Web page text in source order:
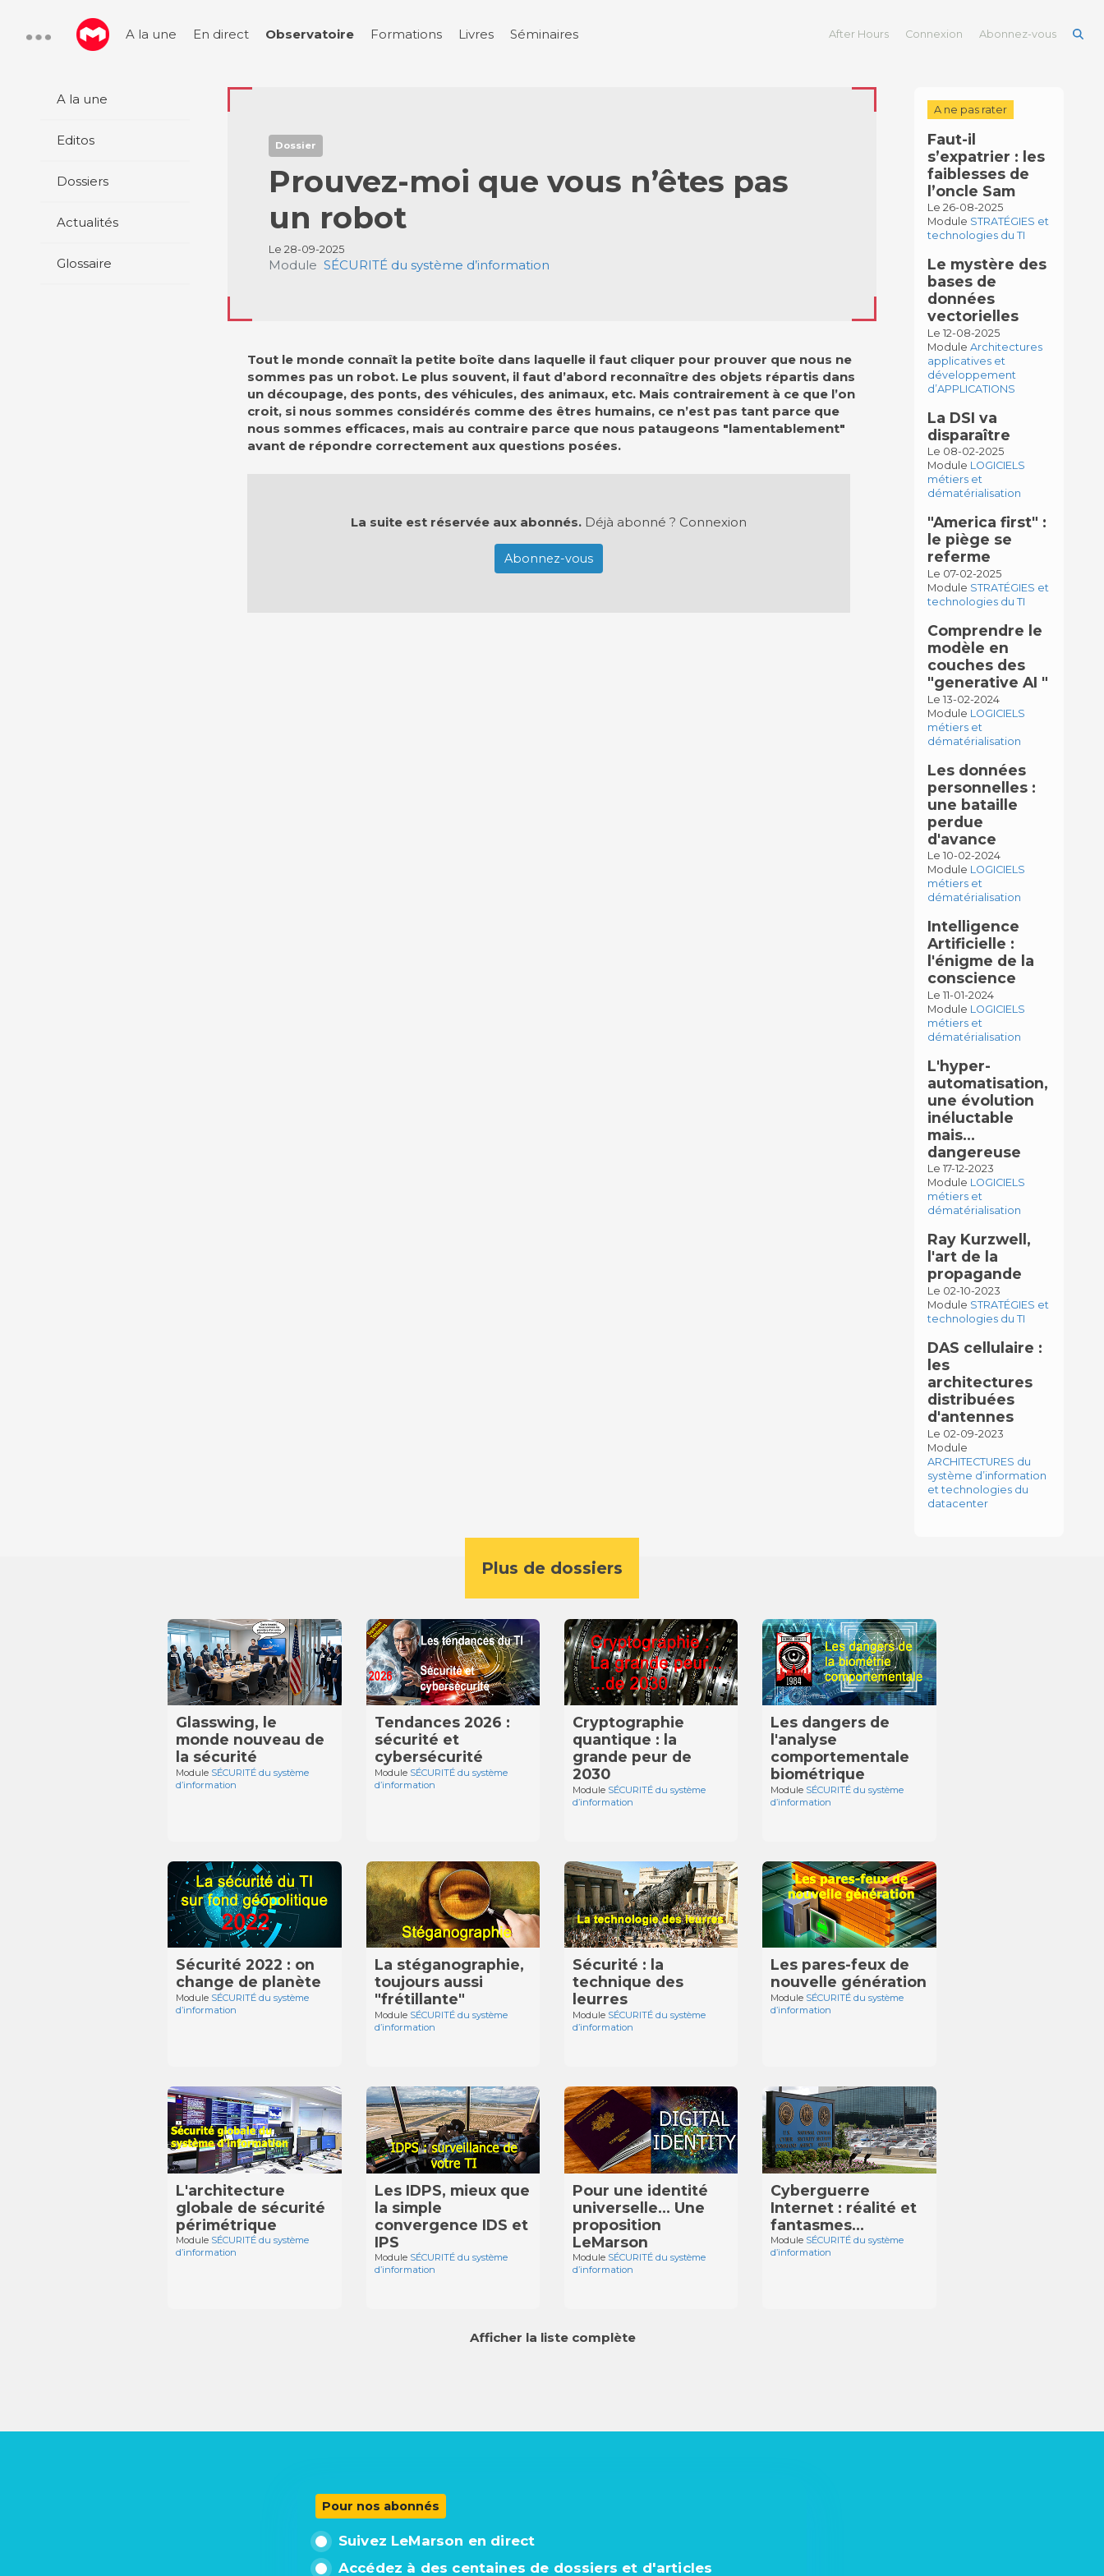
A la une En direct Observatoire Formations Livres Séminaires After Hours Connexion Abonnez-vous
A la une
Editos
Dossiers
Actualités
Glossaire
Dossier
Prouvez-moi que vous n’êtes pas
un robot
Le 28-09-2025
Module SÉCURITÉ du système d’information
Tout le monde connaît la petite boîte dans laquelle il faut cliquer pour prouver que nous ne
sommes pas un robot. Le plus souvent, il faut d’abord reconnaître des objets répartis dans
un découpage, des ponts, des véhicules, des animaux, etc. Mais contrairement à ce que l’on
croit, si nous sommes considérés comme des êtres humains, ce n’est pas tant parce que
nous sommes efficaces, mais au contraire parce que nous pataugeons "lamentablement"
avant de répondre correctement aux questions posées.
La suite est réservée aux abonnés.Déjà abonné ? Connexion
Abonnez-vous
A ne pas rater
Faut-il
s’expatrier : les
faiblesses de
l’oncle Sam
Le 26-08-2025
Module STRATÉGIES et
technologies du TI
Le mystère des
bases de
données
vectorielles
Le 12-08-2025
Module Architectures
applicatives et
développement
d’APPLICATIONS
La DSI va
disparaître
Le 08-02-2025
Module LOGICIELS
métiers et
dématérialisation
"America first" :
le piège se
referme
Le 07-02-2025
Module STRATÉGIES et
technologies du TI
Comprendre le
modèle en
couches des
"generative AI "
Le 13-02-2024
Module LOGICIELS
métiers et
dématérialisation
Les données
personnelles :
une bataille
perdue
d'avance
Le 10-02-2024
Module LOGICIELS
métiers et
dématérialisation
Intelligence
Artificielle :
l'énigme de la
conscience
Le 11-01-2024
Module LOGICIELS
métiers et
dématérialisation
L'hyper-
automatisation,
une évolution
inéluctable
mais…
dangereuse
Le 17-12-2023
Module LOGICIELS
métiers et
dématérialisation
Ray Kurzwell,
l'art de la
propagande
Le 02-10-2023
Module STRATÉGIES et
technologies du TI
DAS cellulaire :
les
architectures
distribuées
d'antennes
Le 02-09-2023
Module
ARCHITECTURES du
système d’information
et technologies du
datacenter
Plus de dossiers
Glasswing, le
monde nouveau de
la sécurité
Module SÉCURITÉ du système
d’information
Tendances 2026 :
sécurité et
cybersécurité
Module SÉCURITÉ du système
d’information
Cryptographie
quantique : la
grande peur de
2030
Module SÉCURITÉ du système
d’information
Les dangers de
l'analyse
comportementale
biométrique
Module SÉCURITÉ du système
d’information
Sécurité 2022 : on
change de planète
Module SÉCURITÉ du système
d’information
La stéganographie,
toujours aussi
"frétillante"
Module SÉCURITÉ du système
d’information
Sécurité : la
technique des
leurres
Module SÉCURITÉ du système
d’information
Les pares-feux de
nouvelle génération
Module SÉCURITÉ du système
d’information
L'architecture
globale de sécurité
périmétrique
Module SÉCURITÉ du système
d’information
Les IDPS, mieux que
la simple
convergence IDS et
IPS
Module SÉCURITÉ du système
d’information
Pour une identité
universelle… Une
proposition
LeMarson
Module SÉCURITÉ du système
d’information
Cyberguerre
Internet : réalité et
fantasmes…
Module SÉCURITÉ du système
d’information
Afficher la liste complète
Pour nos abonnés
Suivez LeMarson en direct
Accédez à des centaines de dossiers et d'articles